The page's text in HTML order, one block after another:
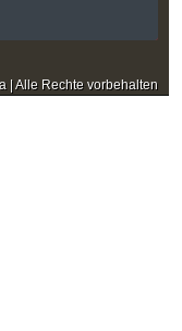
| Alle Rechte vorbehalten